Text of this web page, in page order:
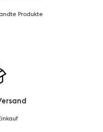
Produkte